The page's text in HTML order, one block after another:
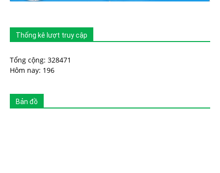
Thống kê lượt truy cập
Tổng cộng: 328471
Hôm nay: 196
Bản đồ